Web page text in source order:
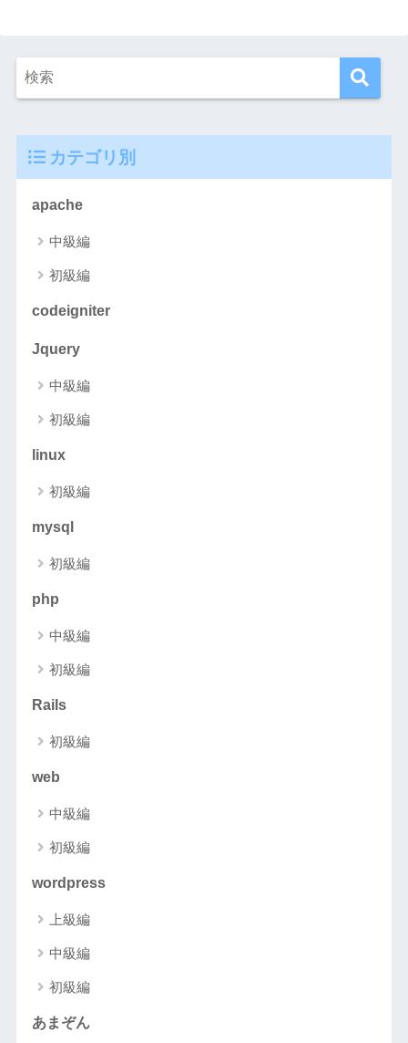
カテゴリ別
apache
中級編
初級編
codeigniter
Jquery
中級編
初級編
linux
初級編
mysql
初級編
php
中級編
初級編
Rails
初級編
web
中級編
初級編
wordpress
上級編
中級編
初級編
あまぞん